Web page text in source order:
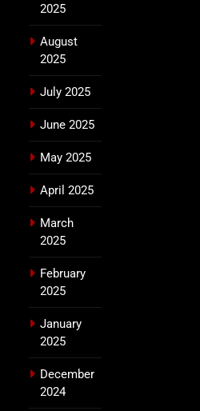
2025
August
2025
July 2025
June 2025
May 2025
April 2025
March
2025
February
2025
January
2025
December
2024